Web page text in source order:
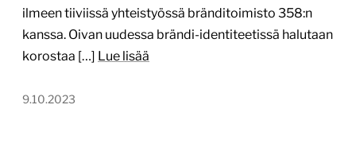
ilmeen tiiviissä yhteistyössä bränditoimisto 358:n
kanssa. Oivan uudessa brändi-identiteetissä halutaan
korostaa […] Lue lisää
9.10.2023